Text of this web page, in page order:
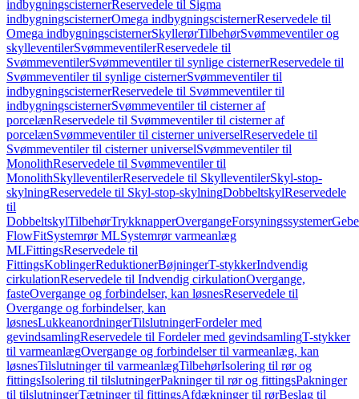
indbygningscisternerReservedele til Sigma
indbygningscisternerOmega indbygningscisternerReservedele til
Omega indbygningscisternerSkyllerørTilbehørSvømmeventiler og
skylleventilerSvømmeventilerReservedele til
SvømmeventilerSvømmeventiler til synlige cisternerReservedele til
Svømmeventiler til synlige cisternerSvømmeventiler til
indbygningscisternerReservedele til Svømmeventiler til
indbygningscisternerSvømmeventiler til cisterner af
porcelænReservedele til Svømmeventiler til cisterner af
porcelænSvømmeventiler til cisterner universelReservedele til
Svømmeventiler til cisterner universelSvømmeventiler til
MonolithReservedele til Svømmeventiler til
MonolithSkylleventilerReservedele til SkylleventilerSkyl-stop-
skylningReservedele til Skyl-stop-skylningDobbeltskylReservedele
til
DobbeltskylTilbehørTrykknapperOvergangeForsyningssystemer
FlowFitSystemrør MLSystemrør varmeanlæg
MLFittingsReservedele til
FittingsKoblingerReduktionerBøjningerT-stykkerIndvendig
cirkulationReservedele til Indvendig cirkulationOvergange,
fasteOvergange og forbindelser, kan løsnesReservedele til
Overgange og forbindelser, kan
løsnesLukkeanordningerTilslutningerFordeler med
gevindsamlingReservedele til Fordeler med gevindsamlingT-stykker
til varmeanlægOvergange og forbindelser til varmeanlæg, kan
løsnesTilslutninger til varmeanlægTilbehørIsolering til rør og
fittingsIsolering til tilslutningerPakninger til rør og fittingsPakninger
til tilslutningerTætninger til fittingsAfdækninger til rørBeslag til